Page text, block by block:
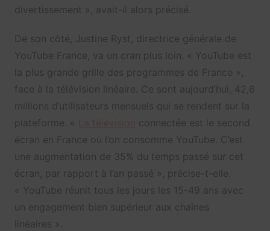
divertissement », avait-il alors précisé.
De son côté, Justine Ryst, directrice générale de
YouTube France, va un cran plus loin. « YouTube est
a plus grande grille des programmes de France »,
face à la télévision linéaire. Ce sont aujourd’hui, 42,6
millions d’utilisateurs mensuels qui se rendent sur la
plateforme. «
connectée est le second
écran en France où l’on consomme YouTube. C’est
une augmentation de 35% du temps passé sur cet
écran, par rapport à l’an passé », précise-t-elle.
« YouTube réunit tous les jours les 15-49 ans avec
un engagement bien supérieur aux chaînes
linéaires ».